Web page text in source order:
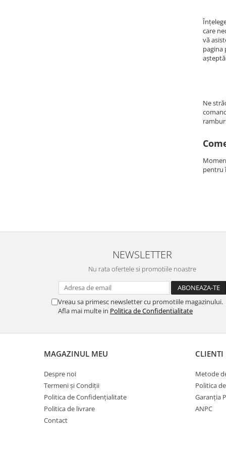
care
vă
pagina
Ne
pentru
NEWSLETTER
Nu rata ofertele si promotiile noastre
Vreau sa primesc newsletter cu promotiile magazinului.
Afla mai multe in Politica de Confidentialitate
MAGAZINUL MEU
Despre noi
Termeni și Condiții
Politica de Confidențialitate
Politica de livrare
Contact
CLIENTI
Metode
Politica
Garanția
ANPC